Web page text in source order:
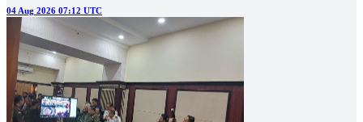
04 Aug 2026 07:12 UTC